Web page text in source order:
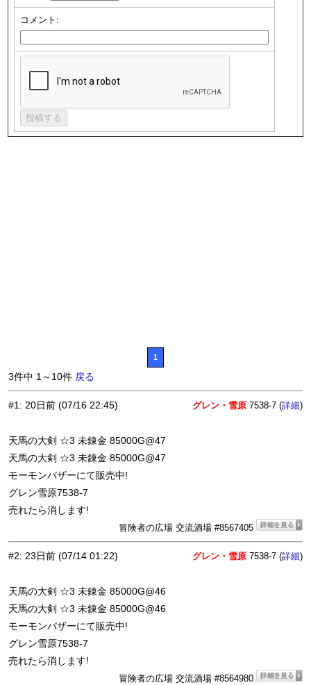
コメント:
1
3件中 1～10件 戻る
#1: 20日前 (07/16 22:45) グレン・雪原 7538-7 (詳細)
天馬の大剣 ☆3 未錬金 85000G@47
天馬の大剣 ☆3 未錬金 85000G@47
モーモンバザーにて販売中!
グレン雪原7538-7
売れたら消します!
冒険者の広場 交流酒場 #8567405
#2: 23日前 (07/14 01:22) グレン・雪原 7538-7 (詳細)
天馬の大剣 ☆3 未錬金 85000G@46
天馬の大剣 ☆3 未錬金 85000G@46
モーモンバザーにて販売中!
グレン雪原7538-7
売れたら消します!
冒険者の広場 交流酒場 #8564980